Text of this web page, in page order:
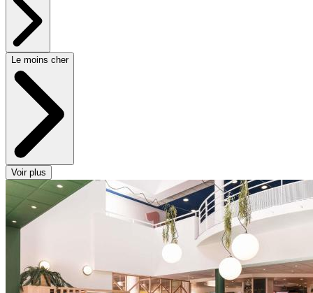
Le moins cher
Voir plus